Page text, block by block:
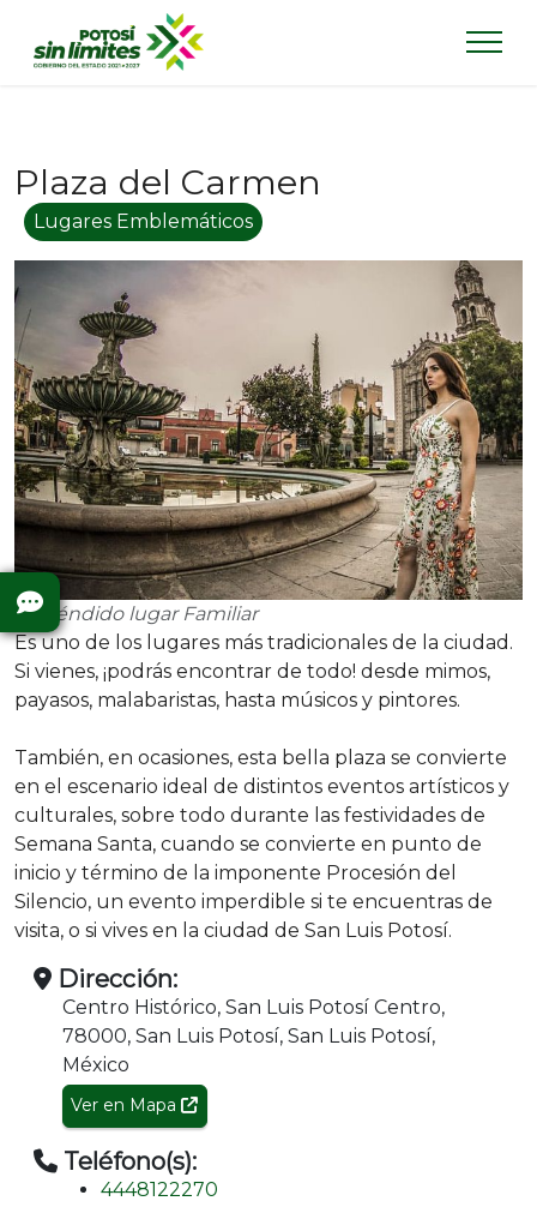
Plaza del Carmen
Lugares Emblemáticos
Espléndido lugar Familiar
Es uno de los lugares más tradicionales de la ciudad.
Si vienes, ¡podrás encontrar de todo! desde mimos,
payasos, malabaristas, hasta músicos y pintores.
También, en ocasiones, esta bella plaza se convierte
en el escenario ideal de distintos eventos artísticos y
culturales, sobre todo durante las festividades de
Semana Santa, cuando se convierte en punto de
inicio y término de la imponente Procesión del
Silencio, un evento imperdible si te encuentras de
visita, o si vives en la ciudad de San Luis Potosí.
Dirección:
Centro Histórico, San Luis Potosí Centro,
78000, San Luis Potosí, San Luis Potosí,
México
Ver en Mapa
Teléfono(s):
4448122270